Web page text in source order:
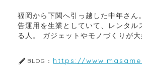
福岡から下関へ引っ越した中年さん
告運用を生業としていて、レンタル
る人。 ガジェットやモノづくりが大
BLOG： https://